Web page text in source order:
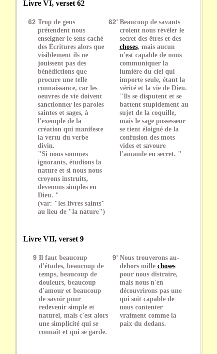
Livre VI, verset 62
62 Trop de gens
prétendent nous
enseigner le sens caché
des Écritures alors que
visiblement ils ne
jouissent pas des
bénédictions que
procure une telle
connaissance, car les
oeuvres de vie doivent
sanctionner les paroles
saintes et sages, à
l'exemple de la
création qui manifeste
la vertu du verbe
divin.
"Si nous sommes
ignorants, étudions la
nature et si nous nous
croyons instruits,
devenons simples en
Dieu. "
(var: "les livres saints"
au lieu de "la nature")
62' Beaucoup de savants
croient nous révéler le
secret des êtres et des
choses, mais aucun
n'est capable de nous
communiquer la
lumière du ciel qui
importe seule, étant la
vérité et la vie de Dieu.
"Ils se disputent et se
battent stupidement au
sujet de la coquille,
mais le sage possesseur
se tient éloigné de la
confusion des mots
vides et savoure
l'amande en secret. "
Livre VII, verset 9
9 Il faut beaucoup
d'études, beaucoup de
temps, beaucoup de
douleurs, beaucoup
d'amour et beaucoup
de savoir pour
redevenir simple et
naturel, mais c'est alors
une simplicité qui se
connaît et qui se garde.
9' Nous trouverons au-
dehors mille choses
pour nous distraire,
mais nous n'en
découvrirons pas une
qui soit capable de
nous contenter
vraiment comme la
paix du dedans.